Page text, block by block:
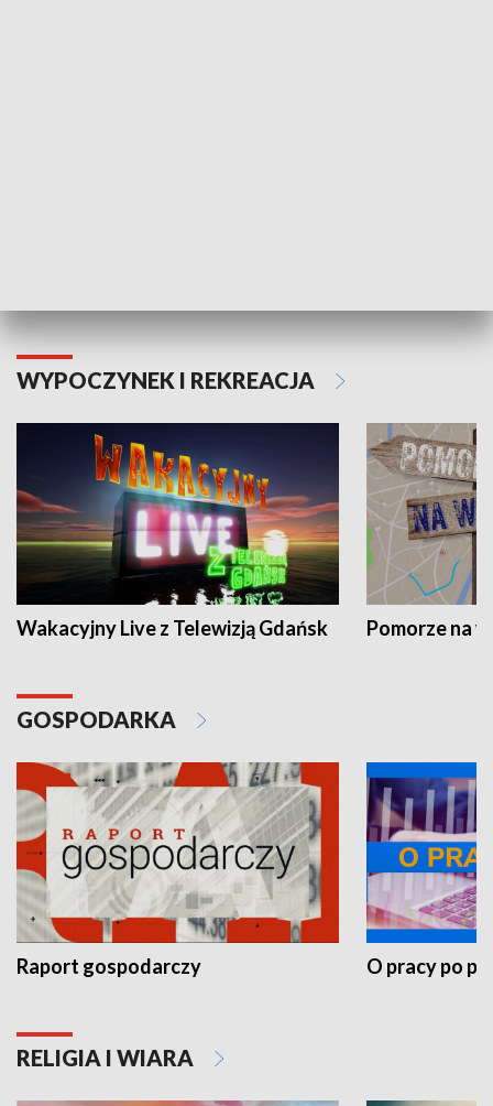
WYPOCZYNEK I REKREACJA
Wakacyjny Live z Telewizją Gdańsk Pomorze na
GOSPODARKA
Raport gospodarczy O pracy po
RELIGIA I WIARA